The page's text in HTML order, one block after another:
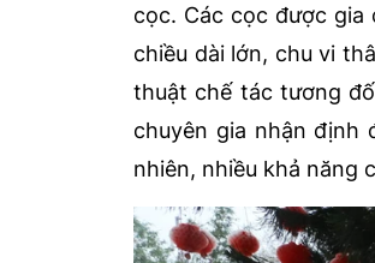
cọc. Các cọc được
chiều dài lớn, chu vi
thuật chế tác tương
chuyên gia nhận
nhiên, nhiều khả năng